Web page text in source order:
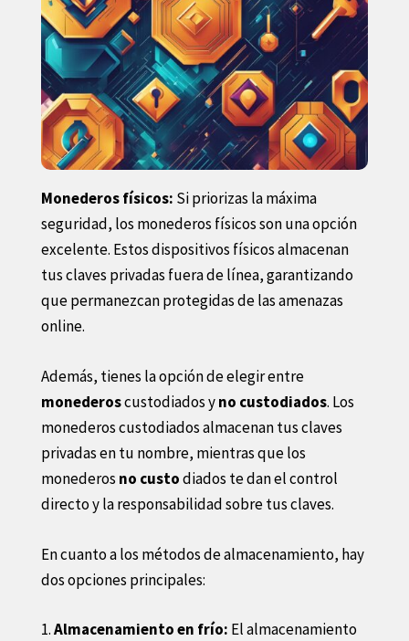
Monederos físicos: Si priorizas la máxima
seguridad, los monederos físicos son una opción
excelente. Estos dispositivos físicos almacenan
tus claves privadas fuera de línea, garantizando
que permanezcan protegidas de las amenazas
online.
Además, tienes la opción de elegir entre
monederoscustodiados yno custodiados. Los
monederos custodiados almacenan tus claves
privadas en tu nombre, mientras que los
monederos no custodiados te dan el control
directo y la responsabilidad sobre tus claves.
En cuanto a los métodos de almacenamiento, hay
dos opciones principales:
Almacenamiento en frío: El almacenamiento